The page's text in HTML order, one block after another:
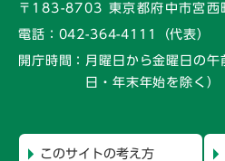
〒183-8703 東京都府中市宮西
電話： 042-364-4111（代表）
開庁時間： 月曜日から金曜日の
日・年末年始を除く）
このサイトの考え方